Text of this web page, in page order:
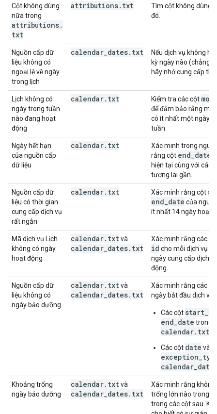
Cột không dùng
nữa trong
attributions.
txt
attributions. txt
Tìm cột không dùng
đó.
Nguồn cấp dữ
liệu không có
ngoại lệ về ngày
trong lịch
calendar dates. txt
Nếu dịch vụ không
kỳ ngày nào (chẳng
hãy nhớ cung cấp
Lịch không có
ngày trong tuần
nào đang hoạt
động
calendar. txt Kiểm tra các cột
để đảm bảo rằng
có ít nhất một ngày
tuần.
Ngày hết hạn
của nguồn cấp
dữ liệu
calendar. txt
Xác minh trong
rằng cột end date
hiện tại cùng với các
tương lai gần.
Nguồn cấp dữ
liệu có thời gian
cung cấp dịch vụ
rất ngắn
calendar. txt Xác minh rằng cột
end date của
ít nhất 14 ngày hoạt
Mã dịch vụ Lịch
không có ngày
hoạt động
calendar. txtvà
calendar dates. txt
Xác minh rằng các
id cho mỗi dịch vụ
ngày cung cấp dịch
động.
Nguồn cấp dữ
liệu không có
ngày bảo dưỡng
calendar. txtvà
calendar dates. txt
Xác minh rằng các
ngày bắt đầu dịch vụ
Các cột
end_date trong
calendar.txt
Các cột date và
Khoảng trống
ngày bảo dưỡng
calendar. txtvà
calendar dates. txt
Xác minh rằng
trống lớn nào trong
trong các cột sau.